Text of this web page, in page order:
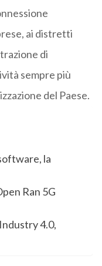
ai distretti
di
sempre più
del Paese.
la
Ran 5G
4.0,